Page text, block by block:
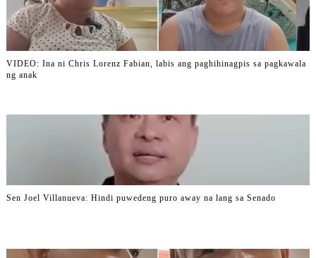
VIDEO: Ina ni Chris Lorenz Fabian, labis ang paghihinagpis sa pagkawala
ng anak
Sen Joel Villanueva: Hindi puwedeng puro away na lang sa Senado